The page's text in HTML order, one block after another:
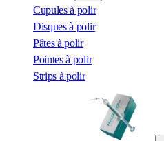
Cupules à polir
Disques à polir
Pâtes à polir
Pointes à polir
Strips à polir